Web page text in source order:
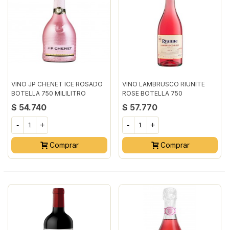
VINO JP CHENET ICE ROSADO
BOTELLA 750 MILILITRO
$ 54.740
- +
Comprar
VINO LAMBRUSCO RIUNITE
ROSE BOTELLA 750
$ 57.770
- +
Comprar